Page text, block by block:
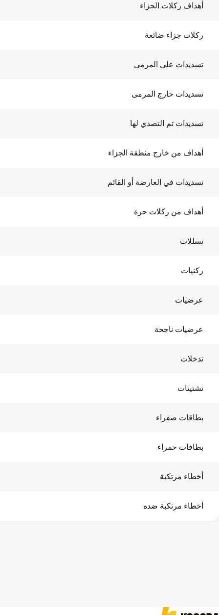
أهداف ركلات الجزاء
ركلات جزاء ضائعة
تسديدات على المرمى
تسديدات خارج المرمى
تسديدات تم التصدي لها
أهداف من خارج منطقة الجزاء
تسديدات في العارضة أو القائم
أهداف من ركلات حرة
تسللات
ركنيات
عرضيات
عرضيات ناجحة
تدخلات
تشتيتات
بطاقات صفراء
بطاقات حمراء
أخطاء مرتكبة
أخطاء مرتكبة ضده